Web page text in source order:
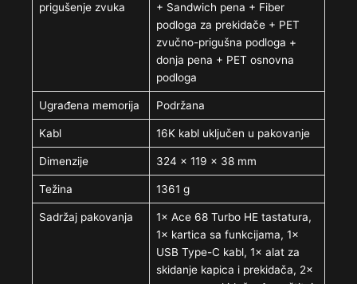
prigušenje zvuka
+ Sandwich pena + Fiber
podloga za prekidače + PET
zvučno-prigušna podloga +
donja pena + PET osnovna
podloga
Ugrađena memorija Podržana
Kabl 16K kabl uključen u pakovanje
Dimenzije 324 × 119 × 38 mm
Težina 1361 g
Sadržaj pakovanja
1× Ace 68 Turbo HE tastatura,
1× kartica sa funkcijama, 1×
USB Type-C kabl, 1× alat za
skidanje kapica i prekidača, 2×